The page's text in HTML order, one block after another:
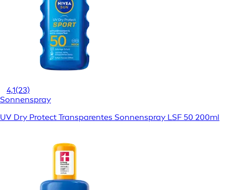
4,1(23)
Sonnenspray
UV Dry Protect Transparentes Sonnenspray LSF 50 200ml